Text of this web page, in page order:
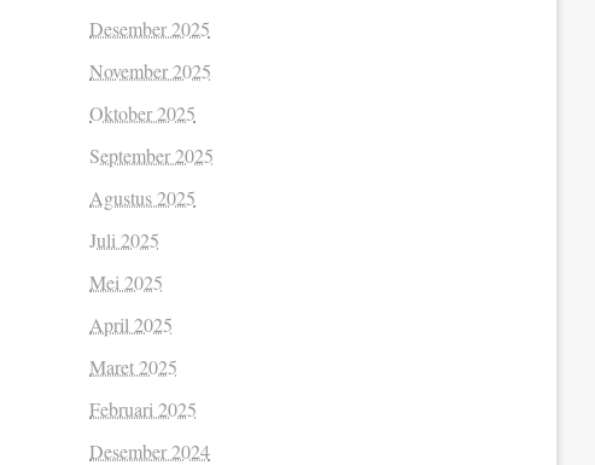
Desember 2025
November 2025
Oktober 2025
September 2025
Agustus 2025
Juli 2025
Mei 2025
April 2025
Maret 2025
Februari 2025
Desember 2024